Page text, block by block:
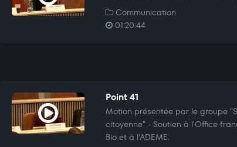
Communication
01:20:44
Point 41
Motion présentée par le groupe
citoyenne" - Soutien à l'Office
Bio et à l'ADEME.